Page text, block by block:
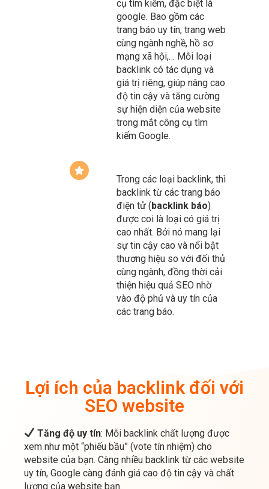
cùng ngành nghề, hồ sơ
mạng xã hội,… Mỗi loại
backlink có tác dụng và
giá trị riêng, giúp nâng cao
độ tin cậy và tăng cường
sự hiện diện của website
trong mắt công cụ tìm
kiếm Google.
Trong các loại backlink, thì
được coi là loại có giá trị
cao nhất. Bởi nó mang lại
sự tin cậy cao và nổi bật
thương hiệu so với đối thủ
cùng ngành, đồng thời cải
thiện hiệu quả SEO nhờ
vào độ phủ và uy tín của
các trang báo.
Tăng độ uy tín: Mỗi backlink chất lượng được
xem như một “phiếu bầu” (vote tín nhiệm) cho
uy tín, Google càng đánh giá cao độ tin cậy và chất
lượng của website bạn.
Tăng lưu lượng truy cập: Mua backlink chất